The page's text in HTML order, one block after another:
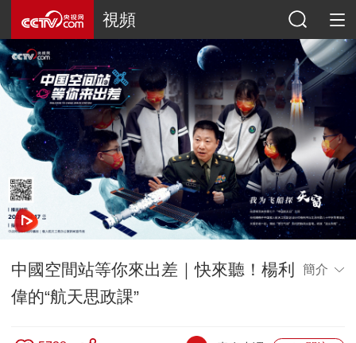
視頻
中國空間站等你來出差｜快來聽！楊利
偉的“航天思政課”
簡介